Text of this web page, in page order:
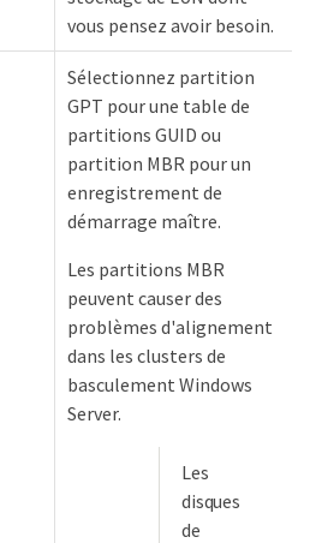
vous pensez avoir besoin.
Sélectionnez partition
GPT pour une table de
partitions GUID ou
partition MBR pour un
enregistrement de
démarrage maître.
Les partitions MBR
peuvent causer des
problèmes d'alignement
dans les clusters de
basculement Windows
Server.
Les
disques
de